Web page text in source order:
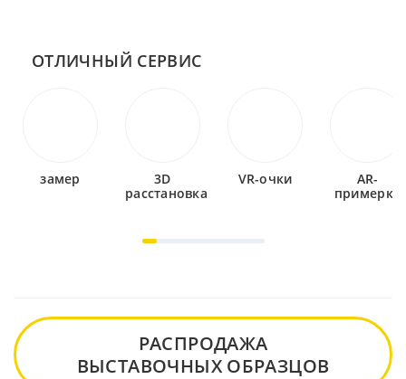
ОТЛИЧНЫЙ СЕРВИС
замер
3D
расстановка
VR-очки
AR-
примерка
РАСПРОДАЖА
ВЫСТАВОЧНЫХ ОБРАЗЦОВ